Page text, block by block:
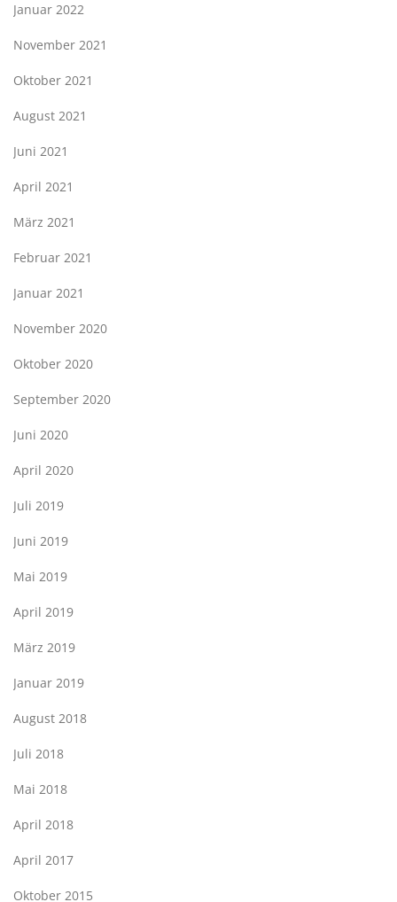
Januar 2022
November 2021
Oktober 2021
August 2021
Juni 2021
April 2021
März 2021
Februar 2021
Januar 2021
November 2020
Oktober 2020
September 2020
Juni 2020
April 2020
Juli 2019
Juni 2019
Mai 2019
April 2019
März 2019
Januar 2019
August 2018
Juli 2018
Mai 2018
April 2018
April 2017
Oktober 2015